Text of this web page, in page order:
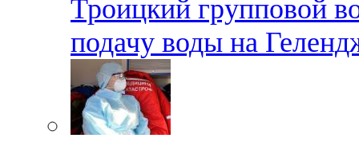
Троицкий групповой
подачу воды на